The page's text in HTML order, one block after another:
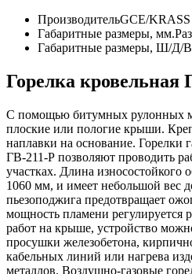
ПроизводительGCE/KRASS
Габаритные размеры, мм.
Габаритные размеры, Ш/Д/
Горелка кровельная
С помощью битумных рулонных
плоские или пологие крыши.
наплавки на основание. Горелки
ГВ-211-Р позволяют проводить
участках. Длина износостойкого
1060 мм, и имеет небольшой вес
пьезоподжига предотвращает
мощность пламени
работ на крыше, устройство
просушки железобетона,
кабельных линий или нагрева
металлов. Воздушно-газовые